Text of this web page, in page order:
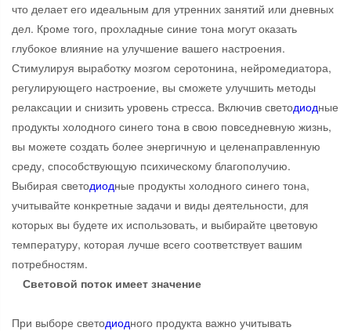
что делает его идеальным для утренних занятий или дневных
дел. Кроме того, прохладные синие тона могут оказать
глубокое влияние на улучшение вашего настроения.
Стимулируя выработку мозгом серотонина, нейромедиатора,
регулирующего настроение, вы сможете улучшить методы
релаксации и снизить уровень стресса. Включив светодиодные
продукты холодного синего тона в свою повседневную жизнь,
вы можете создать более энергичную и целенаправленную
среду, способствующую психическому благополучию.
Выбирая светодиодные продукты холодного синего тона,
учитывайте конкретные задачи и виды деятельности, для
которых вы будете их использовать, и выбирайте цветовую
температуру, которая лучше всего соответствует вашим
потребностям.
Световой поток имеет значение
При выборе светодиодного продукта важно учитывать